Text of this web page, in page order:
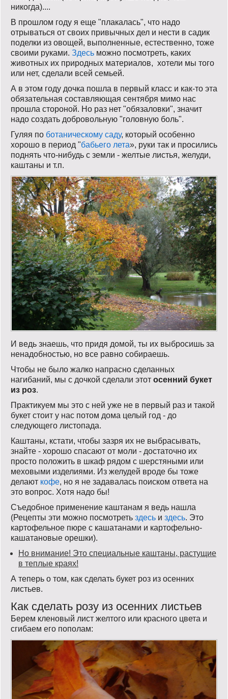
никогда)....
В прошлом году я еще "плакалась", что надо
отрываться от своих привычных дел и нести в садик
поделки из овощей, выполненные, естественно, тоже
своими руками. Здесь можно посмотреть, каких
животных их природных материалов, хотели мы того
или нет, сделали всей семьей.
А в этом году дочка пошла в первый класс и как-то эта
обязательная составляющая сентября мимо нас
прошла стороной. Но раз нет "обязаловки", значит
надо создать добровольную "головную боль".
Гуляя по ботаническому саду, который особенно
хорошо в период "бабьего лета», руки так и просились
поднять что-нибудь с земли - желтые листья, желуди,
каштаны и т.п.
И ведь знаешь, что придя домой, ты их выбросишь за
ненадобностью, но все равно собираешь.
Чтобы не было жалко напрасно сделанных
нагибаний, мы с дочкой сделали этот осенний букет
из роз.
Практикуем мы это с ней уже не в первый раз и такой
букет стоит у нас потом дома целый год - до
следующего листопада.
Каштаны, кстати, чтобы зазря их не выбрасывать,
знайте - хорошо спасают от моли - достаточно их
просто положить в шкаф рядом с шерстяными или
меховыми изделиями. Из желудей вроде бы тоже
делают кофе, но я не задавалась поиском ответа на
это вопрос. Хотя надо бы!
Съедобное применение каштанам я ведь нашла
(Рецепты эти можно посмотреть здесь и здесь. Это
картофельное пюре с кашатанами и картофельно-
кашатановые орешки).
Но внимание! Это специальные каштаны, растущие
в теплые краях!
А теперь о том, как сделать букет роз из осенних
листьев.
Как сделать розу из осенних листьев
Берем кленовый лист желтого или красного цвета и
сгибаем его пополам: